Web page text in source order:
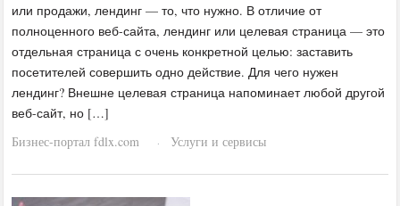
или продажи, лендинг — то, что нужно. В отличие от
полноценного веб-сайта, лендинг или целевая страница — это
отдельная страница с очень конкретной целью: заставить
посетителей совершить одно действие. Для чего нужен
лендинг? Внешне целевая страница напоминает любой другой
веб-сайт, но […]
Бизнес-портал fdlx.com
· Услуги и сервисы